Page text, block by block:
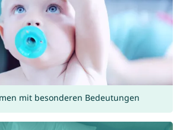
mit besonderen Bedeutungen